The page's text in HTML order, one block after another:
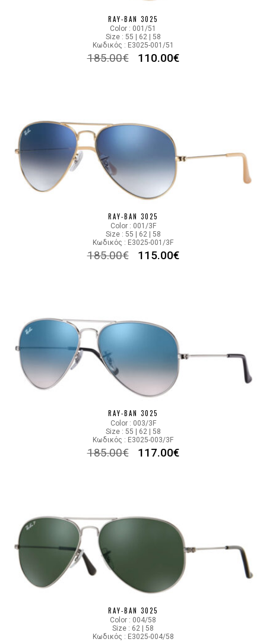
RAY-BAN 3025
Color : 001/51
Size : 55 | 62 | 58
Κωδικός : E3025-001/51
185.00€ 110.00€
RAY-BAN 3025
Color : 001/3F
Size : 55 | 62 | 58
Κωδικός : E3025-001/3F
185.00€ 115.00€
RAY-BAN 3025
Color : 003/3F
Size : 55 | 62 | 58
Κωδικός : E3025-003/3F
185.00€ 117.00€
RAY-BAN 3025
Color : 004/58
Size : 62 | 58
Κωδικός : E3025-004/58